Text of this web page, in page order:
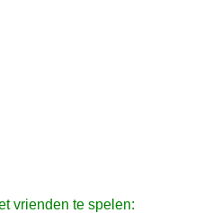
vrienden te spelen: